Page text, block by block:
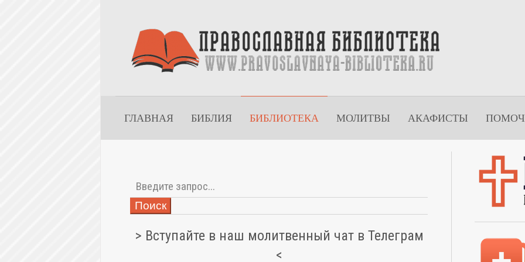
ГЛАВНАЯ БИБЛИЯ БИБЛИОТЕКА МОЛИТВЫ АКАФИСТЫ
Поиск
> Вступайте в наш молитвенный чат в Телеграм
<